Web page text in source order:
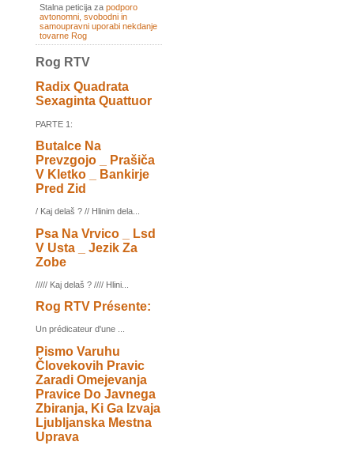
Stalna peticija za podporo
avtonomni, svobodni in
samoupravni uporabi nekdanje
tovarne Rog
Rog RTV
Radix Quadrata
Sexaginta Quattuor
PARTE 1:
Butalce Na
Prevzgojo _ Prašiča
V Kletko _ Bankirje
Pred Zid
/ Kaj delaš ? // Hlinim dela...
Psa Na Vrvico _ Lsd
V Usta _ Jezik Za
Zobe
///// Kaj delaš ? //// Hlini...
Rog RTV Présente:
Un prédicateur d'une ...
Pismo Varuhu
Človekovih Pravic
Zaradi Omejevanja
Pravice Do Javnega
Zbiranja, Ki Ga Izvaja
Ljubljanska Mestna
Uprava